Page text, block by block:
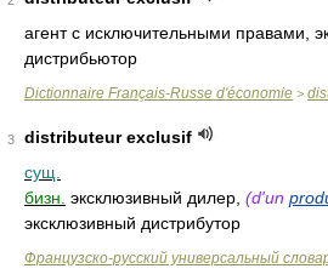
агент с исключительными правами,
дистрибьютор
Dictionnaire Français-Russe d'économie >
3
distributeur exclusif
сущ.
бизн. эксклюзивный дилер, (d'un
эксклюзивный дистрибутор
Французско-русский универсальный